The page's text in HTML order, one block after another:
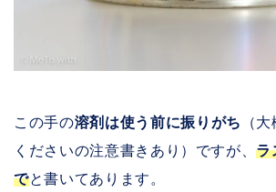
この手の溶剤は使う前に振りがち
（
くださいの注意書きあり）ですが、ラ
でと書いてあります。